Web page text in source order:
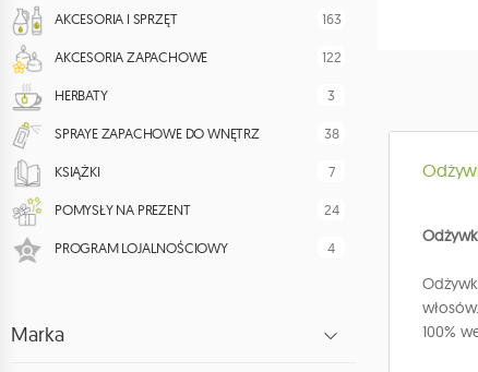
AKCESORIA I SPRZĘT 163
AKCESORIA ZAPACHOWE 122
HERBATY 3
SPRAYE ZAPACHOWE DO WNĘTRZ 38
KSIĄŻKI 7
POMYSŁY NA PREZENT 24
PROGRAM LOJALNOŚCIOWY 4
Marka
100%